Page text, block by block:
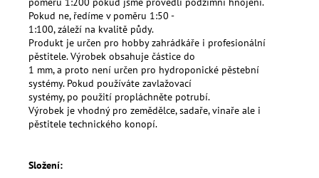
Pokud ne, ředíme v poměru 1:50 -
1:100, záleží na kvalitě půdy.
Produkt je určen pro hobby zahrádkáře i profesionální
pěstitele. Výrobek obsahuje částice do
1 mm, a proto není určen pro hydroponické pěstební
systémy. Pokud používáte zavlažovací
systémy, po použití propláchněte potrubí.
Výrobek je vhodný pro zemědělce, sadaře, vinaře ale i
pěstitele technického konopí.
Složení: